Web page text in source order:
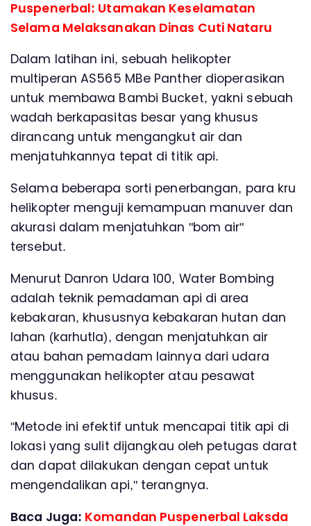
Puspenerbal: Utamakan Keselamatan
Selama Melaksanakan Dinas Cuti Nataru
Dalam latihan ini, sebuah helikopter
multiperan AS565 MBe Panther dioperasikan
untuk membawa Bambi Bucket, yakni sebuah
wadah berkapasitas besar yang khusus
dirancang untuk mengangkut air dan
menjatuhkannya tepat di titik api.
Selama beberapa sorti penerbangan, para kru
helikopter menguji kemampuan manuver dan
akurasi dalam menjatuhkan "bom air"
tersebut.
Menurut Danron Udara 100, Water Bombing
adalah teknik pemadaman api di area
kebakaran, khususnya kebakaran hutan dan
lahan (karhutla), dengan menjatuhkan air
atau bahan pemadam lainnya dari udara
menggunakan helikopter atau pesawat
khusus.
"Metode ini efektif untuk mencapai titik api di
lokasi yang sulit dijangkau oleh petugas darat
dan dapat dilakukan dengan cepat untuk
mengendalikan api," terangnya.
Baca Juga: Komandan Puspenerbal Laksda